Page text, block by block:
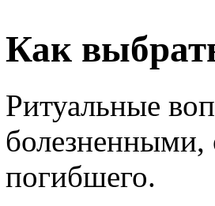
Как
Ритуальные
болезненными,
погибшего.